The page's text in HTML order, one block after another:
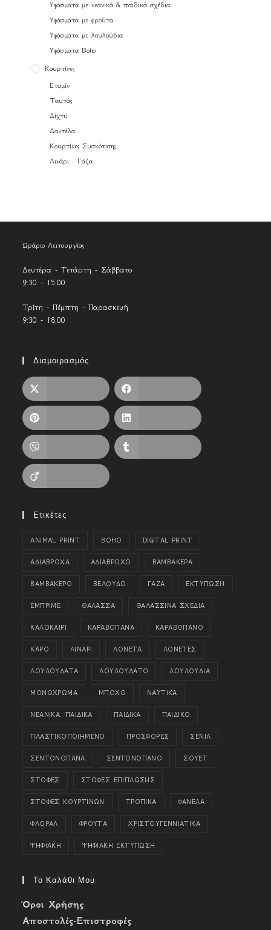
Υφάσματα με νεανικά & παιδικά σχέδια
Υφάσματα με φρούτα
Υφάσματα με λουλούδια
Υφάσματα Boho
Κουρτίνες
Εταμίν
Ταυτάς
Δίχτυ
Δαντέλα
Κουρτίνες Συσκότισης
Λινάρι - Γάζα
Ωράριο Λειτουργίας
Δευτέρα - Τετάρτη - Σάββατο
9:30 - 15:00
Τρίτη - Πέμπτη - Παρασκευή
9:30 - 18:00
Διαμοιρασμός
Ετικέτες
ANIMAL PRINT BOHO DIGITAL PRINT
ΑΔΙΑΒΡΟΧΑ ΑΔΙΑΒΡΟΧΟ ΒΑΜΒΑΚΕΡΑ
ΒΑΜΒΑΚΕΡΟ ΒΕΛΟΥΔΟ ΓΑΖΑ ΕΚΤΥΠΩΣΗ
ΕΜΠΡΙΜΕ ΘΑΛΑΣΣΑ ΘΑΛΑΣΣΙΝΑ ΣΧΕΔΙΑ
ΚΑΛΟΚΑΙΡΙ ΚΑΡΑΒΟΠΑΝΑ ΚΑΡΑΒΟΠΑΝΟ
ΚΑΡΟ ΛΙΝΑΡΙ ΛΟΝΕΤΑ ΛΟΝΕΤΕΣ
ΛΟΥΛΟΥΔΑΤΑ ΛΟΥΛΟΥΔΑΤΟ ΛΟΥΛΟΥΔΙΑ
ΜΟΝΟΧΡΩΜΑ ΜΠΟΧΟ ΝΑΥΤΙΚΑ
ΝΕΑΝΙΚΑ. ΠΑΙΔΙΚΑ ΠΑΙΔΙΚΑ ΠΑΙΔΙΚΟ
ΠΛΑΣΤΙΚΟΠΟΙΗΜΕΝΟ ΠΡΟΣΦΟΡΕΣ ΣΕΝΙΛ
ΣΕΝΤΟΝΟΠΑΝΑ ΣΕΝΤΟΝΟΠΑΝΟ ΣΟΥΕΤ
ΣΤΟΦΕΣ ΣΤΟΦΕΣ ΕΠΙΠΛΩΣΗΣ
ΣΤΟΦΕΣ ΚΟΥΡΤΙΝΩΝ ΤΡΟΠΙΚΑ ΦΑΝΕΛΑ
ΦΛΟΡΑΛ ΦΡΟΥΤΑ ΧΡΙΣΤΟΥΓΕΝΝΙΑΤΙΚΑ
ΨΗΦΙΑΚΗ ΨΗΦΙΑΚΗ ΕΚΤΥΠΩΣΗ
Το Καλάθι Μου
Όροι Χρήσης
Αποστολές-Επιστροφές